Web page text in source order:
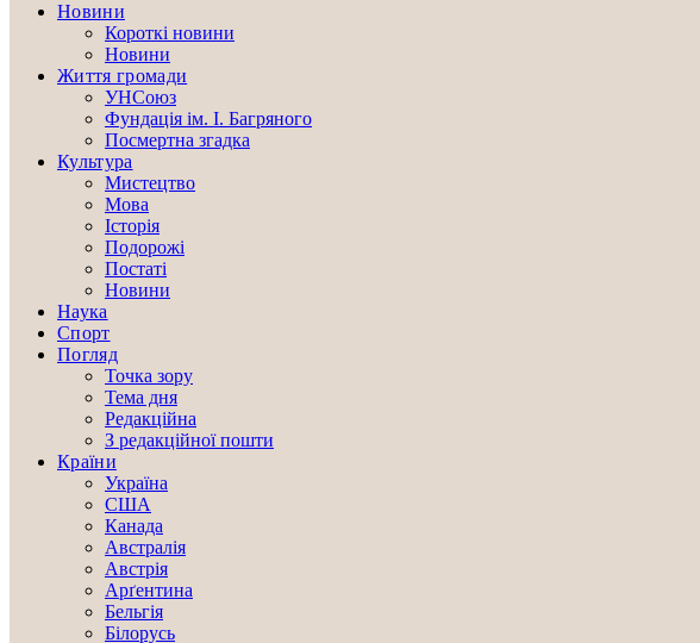
Новини
Короткі новини
Новини
Життя громади
УНСоюз
Фундація ім. І. Багряного
Посмертна згадка
Культура
Мистецтво
Мова
Історія
Подорожі
Постаті
Новини
Наука
Спорт
Погляд
Точка зору
Тема дня
Редакційна
З редакційної пошти
Країни
Україна
США
Канада
Австралія
Австрія
Арґентина
Бельгія
Білорусь